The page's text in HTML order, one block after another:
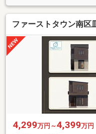
ファーストタウン南
4,299万円～4,399万円